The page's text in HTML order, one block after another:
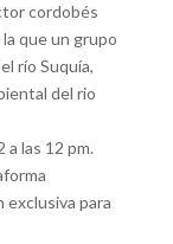
cordobés
que un grupo
río Suquía,
del rio
las 12 pm.
exclusiva para